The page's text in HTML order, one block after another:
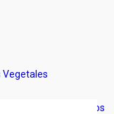
Vegetales
Molecular de Cultivos